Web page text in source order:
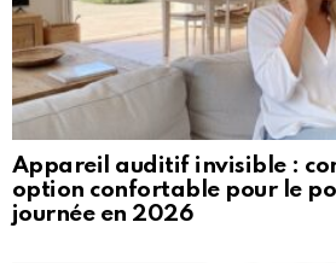
Appareil auditif invisible :
option confortable pour le
journée en 2026